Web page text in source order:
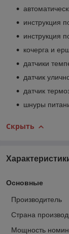
инструкция
инструкция
кочерга и
датчики
датчик
датчик
шнуры
Скрыть
Основные
Производитель
Страна
Мощность